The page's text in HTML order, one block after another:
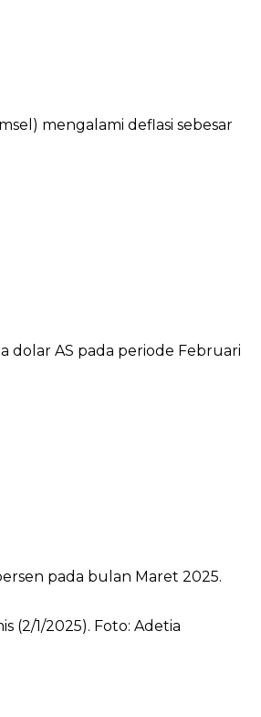
mengalami deflasi sebesar
dolar AS pada periode Februari
pada bulan Maret 2025.